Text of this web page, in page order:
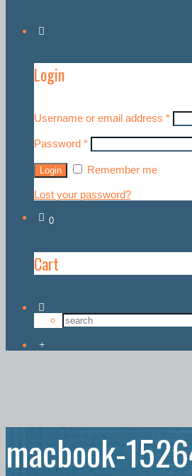
Login
Username or email address *
Password *
Remember me
Lost your password?
0
Cart
macbook-